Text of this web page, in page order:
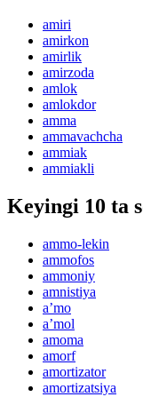
amiri
amirkon
amirlik
amirzoda
amlok
amlokdor
amma
ammavachcha
ammiak
ammiakli
Keyingi 10 ta
ammo-lekin
ammofos
ammoniy
amnistiya
aʼmo
aʼmol
amoma
amorf
amortizator
amortizatsiya